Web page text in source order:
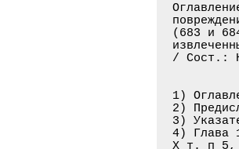
(683 и
/ Сост.:
1)
2)
3)
4) Глава
Х т. п 5,